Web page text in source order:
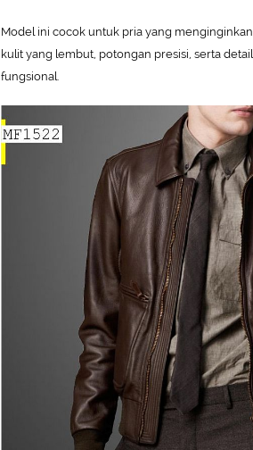
Model ini cocok untuk pria yang
kulit yang lembut, potongan presisi, serta
fungsional.